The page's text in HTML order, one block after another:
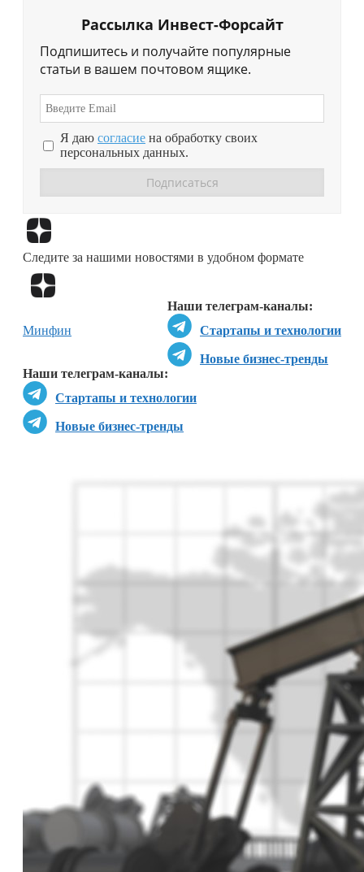
Рассылка Инвест-Форсайт
Подпишитесь и получайте популярные
статьи в вашем почтовом ящике.
Я даю согласие на обработку своих
персональных данных.
Следите за нашими новостями в удобном формате
Наши телеграм-каналы:
Стартапы и технологии
Новые бизнес-тренды
Наши телеграм-каналы:
Стартапы и технологии
Новые бизнес-тренды
Минфин